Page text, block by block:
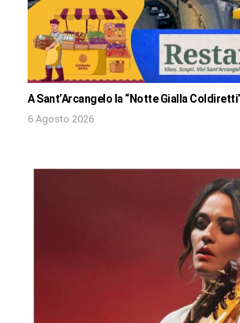
A Sant’Arcangelo la “Notte Gialla
6 Agosto 2026